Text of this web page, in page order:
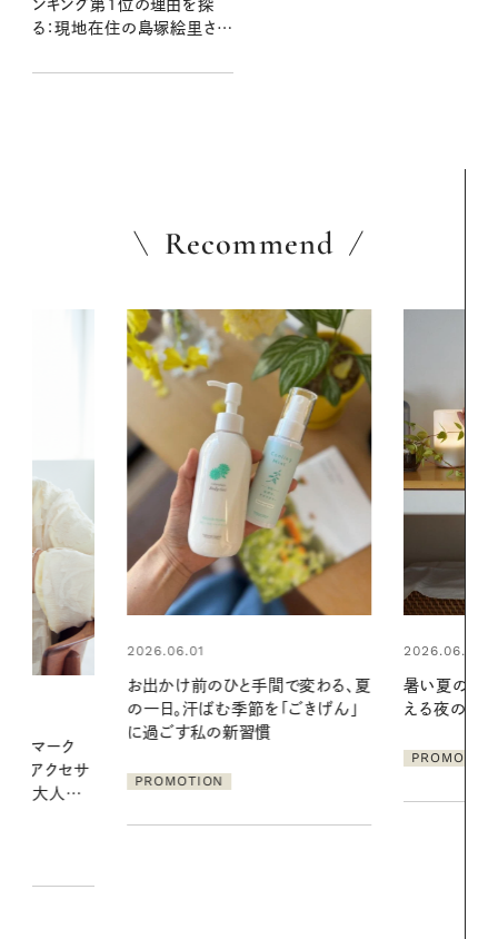
ンキング第1位の理由を探
る：現地在住の島塚絵里さん
Recommend
2026.06.01
暑い夏のナイトルーティン。私を整
える夜の爽やかご褒美ケア
2026.06.01
真夏に向け
やりジェルと
ア